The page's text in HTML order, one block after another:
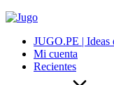
JUGO.PE | Ideas
Mi cuenta
Recientes